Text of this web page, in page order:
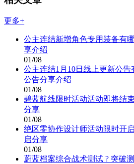
更多+
公主连结新增角色专用装备有
享介绍
01/08
公主连结1月10日线上更新公告
公告分享介绍
01/08
碧蓝航线限时活动活动即将结
分享
01/08
绝区零协作设计师活动限时开
启分享
01/08
蔚蓝档案综合战术测试 ? 突破